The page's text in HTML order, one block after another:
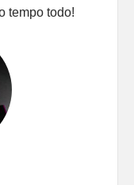
tempo todo!